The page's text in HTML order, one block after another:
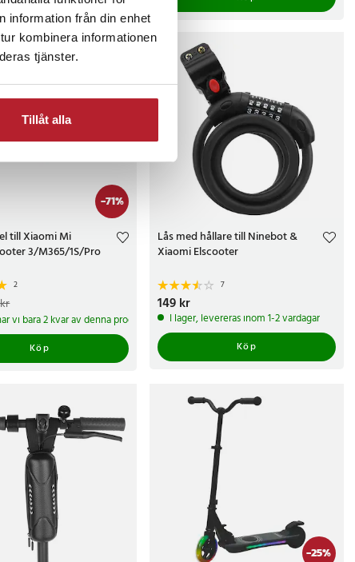
information från din enhet
kombinera informationen
tjänster.
Tillåt alla
-71%
till Xiaomi Mi
3/M365/1S/Pro
2
vi bara 2 kvar av denna produkt
Köp
Lås med hållare till Ninebot &
Xiaomi Elscooter
7
Pris:149 kr
149 kr
I lager, levereras inom 1-2 vardagar
Köp
-25%